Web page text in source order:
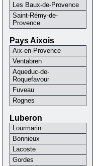
Les Baux-de-Provence
Saint-Rémy-de-
Provence
Pays Aixois
Aix-en-Provence
Ventabren
Aqueduc-de-
Roquefavour
Fuveau
Rognes
Luberon
Lourmarin
Bonnieux
Lacoste
Gordes